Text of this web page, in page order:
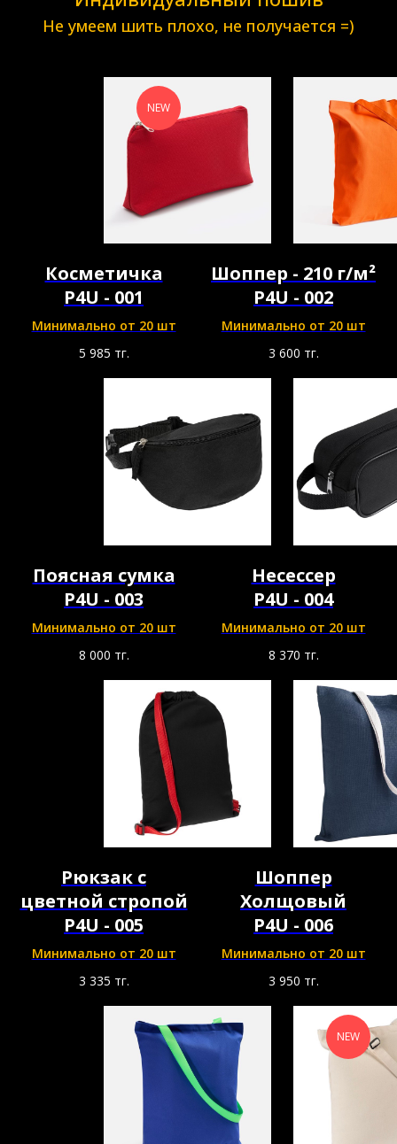
Не умеем шить плохо, не получается =)
NEW
Косметичка
P4U - 001
Минимально от 20 шт
5 985 тг.
Шоппер - 210 г/м²
P4U - 002
Минимально от 20 шт
3 600 тг.
Поясная сумка
P4U - 003
Минимально от 20 шт
8 000 тг.
Несессер
P4U - 004
Минимально от 20 шт
8 370 тг.
Рюкзак с
цветной стропой
P4U - 005
Минимально от 20 шт
3 335 тг.
Шоппер
Холщовый
P4U - 006
Минимально от 20 шт
3 950 тг.
NEW